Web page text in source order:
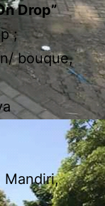
Drop”
;
bouque,
Mandiri,